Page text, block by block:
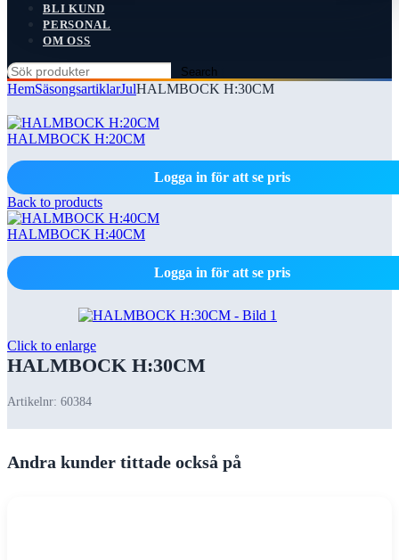
BLI KUND
PERSONAL
OM OSS
Search
HemSäsongsartiklarJulHALMBOCK H:30CM
HALMBOCK H:20CM
Logga in för att se pris
Back to products
HALMBOCK H:40CM
Logga in för att se pris
Click to enlarge
HALMBOCK H:30CM
Artikelnr: 60384
Andra kunder tittade också på